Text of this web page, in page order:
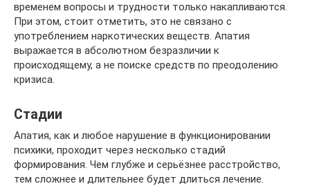
временем вопросы и трудности только накапливаются.
При этом, стоит отметить, это не связано с
употреблением наркотических веществ. Апатия
выражается в абсолютном безразличии к
происходящему, а не поиске средств по преодолению
кризиса.
Стадии
Апатия, как и любое нарушение в функционировании
психики, проходит через несколько стадий
формирования. Чем глубже и серьёзнее расстройство,
тем сложнее и длительнее будет длиться лечение.